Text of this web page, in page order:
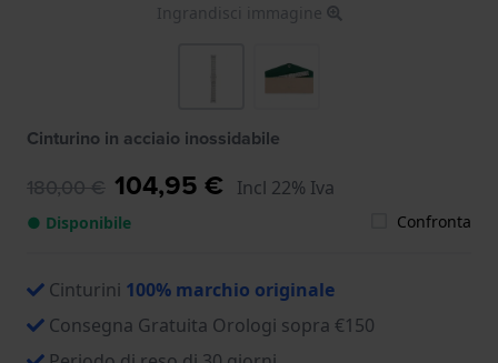
Ingrandisci immagine
Cinturino in acciaio inossidabile
180,00 € 104,95 € Incl 22% Iva
● Disponibile Confronta
Cinturini 100% marchio originale
Consegna Gratuita Orologi sopra €150